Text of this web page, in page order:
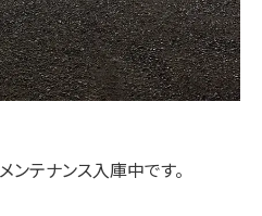
メンテナンス入庫中です。